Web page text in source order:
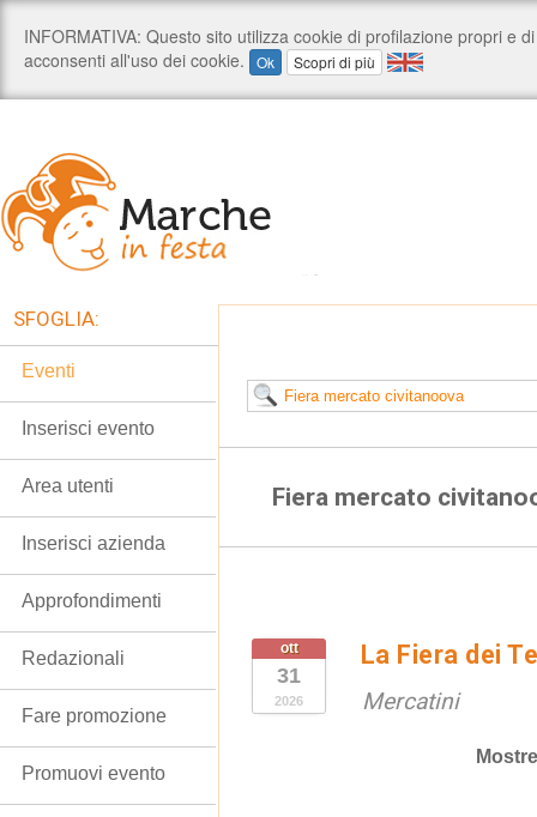
Fiera mercato
ott
31
2026
La Fiera dei
Mercatini
SFOGLIA:
Eventi
Inserisci evento
Area utenti
Inserisci azienda
Approfondimenti
Redazionali
Fare promozione
Promuovi evento